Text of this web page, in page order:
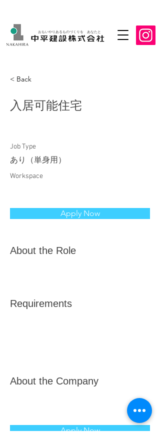
おもいやりあるものづくりを あなたと
< Back
入居可能住宅
Job Type
あり（単身用）
Workspace
Apply Now
About the Role
Requirements
About the Company
Apply Now